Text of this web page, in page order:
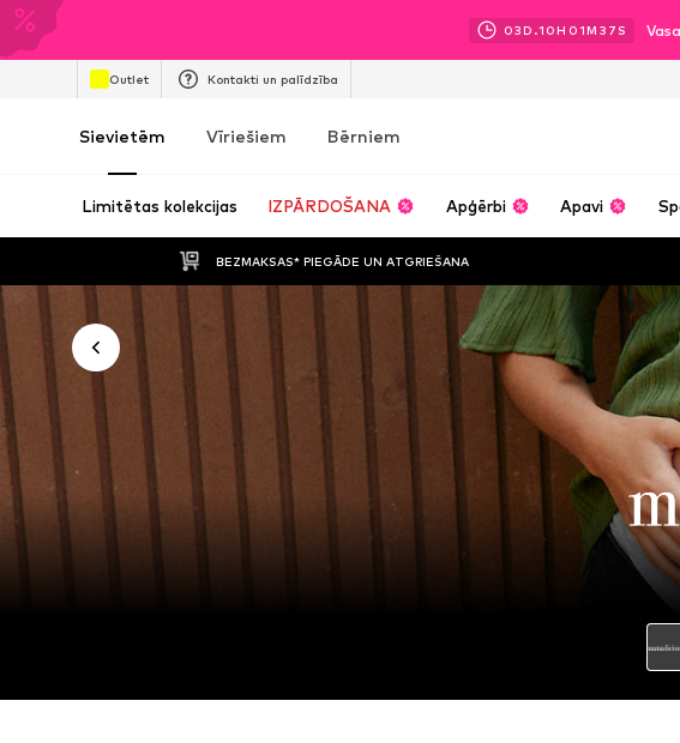
03D.10H 01M 36 S
Outlet Kontakti un palīdzība
Sievietēm Vīriešiem Bērniem
Limitētas kolekcijas IZPĀRDOŠANA Apģērbi Apavi
BEZMAKSAS* PIEGĀDE UN ATGRIEŠANA